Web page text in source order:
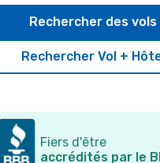
Rechercher Vol +
Rechercher des vols
Fiers d'être
accrédités par le